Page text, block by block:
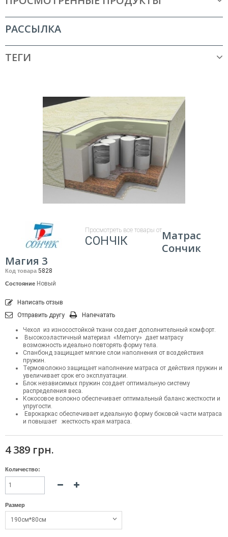
РАССЫЛКА
ТЕГИ
Просмотреть все товары от
СОНЧІК
Матрас
Сончик
Магия 3
Код товара 5828
Состояние Новый
Написать отзыв
Отправить другу
Напечатать
Чехол из износостойкой ткани создает дополнительный комфорт.
Высокоэластичный материал «Memory» дает матрасу
возможность идеально повторять форму тела.
Спанбонд защищает мягкие слои наполнения от воздействия
пружин.
Термоволокно защищает наполнение матраса от действия пружин и
увеличивает срок его эксплуатации.
Блок независимых пружин создает оптимальную систему
распределения веса.
Кокосовое волокно обеспечивает оптимальный баланс жесткости и
упругости.
Еврокаркас обеспечивает идеальную форму боковой части матраса
и повышает жесткость края матраса.
4 389 грн.
Количество:
Размер
190см*80см